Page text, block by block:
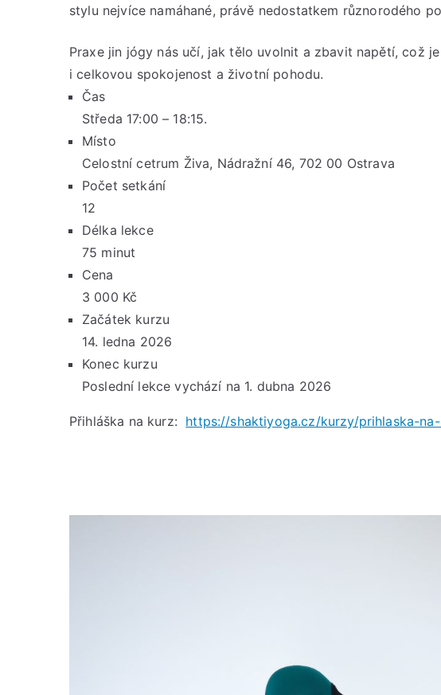
stylu nejvíce namáhané, právě nedostatkem různorodého
Praxe jin jógy nás učí, jak tělo uvolnit a zbavit napětí, což
i celkovou spokojenost a životní pohodu.
Čas
Středa 17:00 – 18:15.
Místo
Celostní cetrum Živa, Nádražní 46, 702 00 Ostrava
Počet setkání
12
Délka lekce
75 minut
Cena
3 000 Kč
Začátek kurzu
14. ledna 2026
Konec kurzu
Poslední lekce vychází na 1. dubna 2026
Přihláška na kurz: https://shaktiyoga.cz/kurzy/prihlaska-